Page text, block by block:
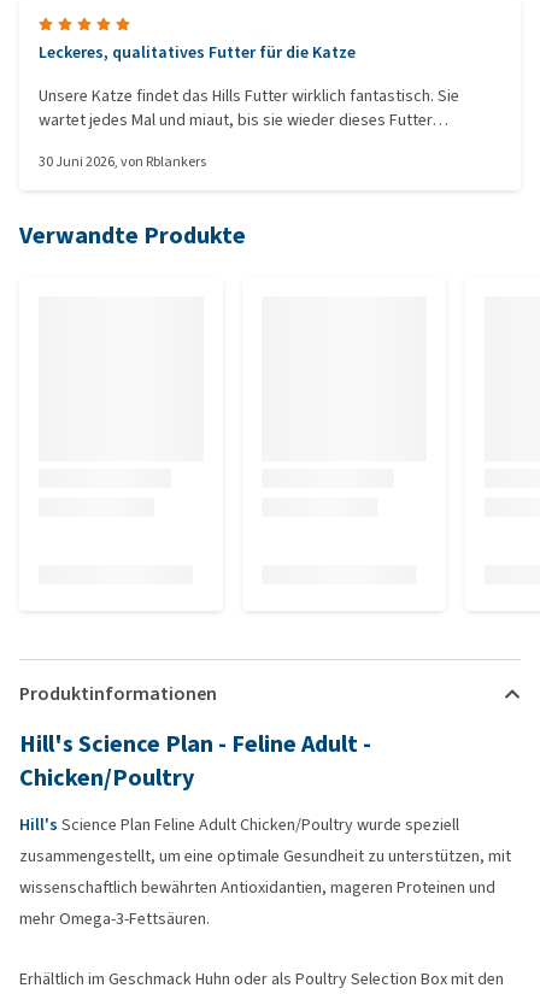
Leckeres, qualitatives Futter für die Katze
Unsere Katze findet das Hills Futter wirklich fantastisch. Sie
wartet jedes Mal und miaut, bis sie wieder dieses Futter
riecht auch nicht sehr stark, was für uns angenehm ist, und hat
30 Juni 2026, von Rblankers
Verwandte Produkte
Produktinformationen
Hill's Science Plan - Feline Adult -
Chicken/Poultry
Hill's Science Plan Feline Adult Chicken/Poultry wurde speziell
zusammengestellt, um eine optimale Gesundheit zu unterstützen, mit
wissenschaftlich bewährten Antioxidantien, mageren Proteinen und
mehr Omega-3-Fettsäuren.
Erhältlich im Geschmack Huhn oder als Poultry Selection Box mit den